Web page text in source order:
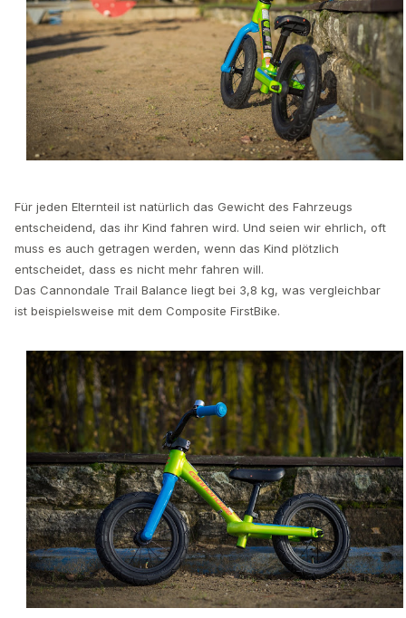
Für jeden Elternteil ist natürlich das Gewicht des Fahrzeugs
entscheidend, das ihr Kind fahren wird. Und seien wir ehrlich, oft
muss es auch getragen werden, wenn das Kind plötzlich
entscheidet, dass es nicht mehr fahren will.
Das Cannondale Trail Balance liegt bei 3,8 kg, was vergleichbar
ist beispielsweise mit dem Composite FirstBike.